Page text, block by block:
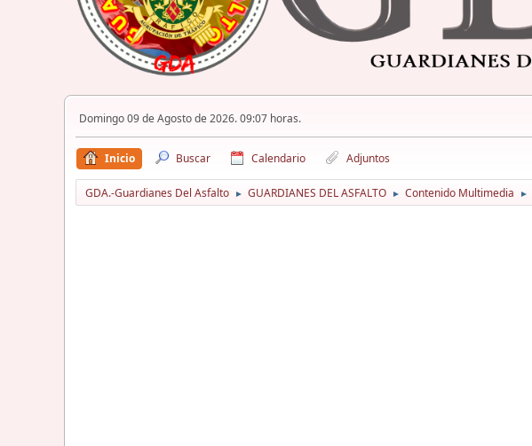
Domingo 09 de Agosto de 2026. 09:07 horas.
Inicio Buscar Calendario Adjuntos
GDA.-Guardianes Del Asfalto ► GUARDIANES DEL ASFALTO ► Contenido Multimedia ►